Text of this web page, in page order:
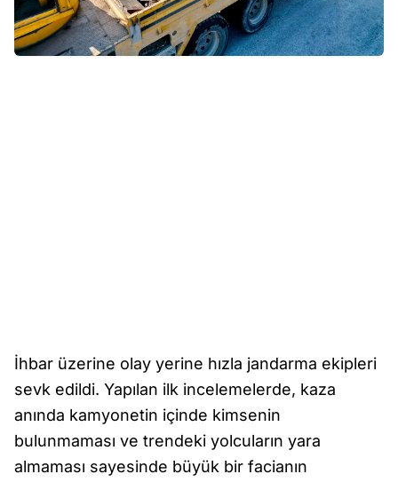
İhbar üzerine olay yerine hızla jandarma ekipleri
sevk edildi. Yapılan ilk incelemelerde, kaza
anında kamyonetin içinde kimsenin
bulunmaması ve trendeki yolcuların yara
almaması sayesinde büyük bir facianın